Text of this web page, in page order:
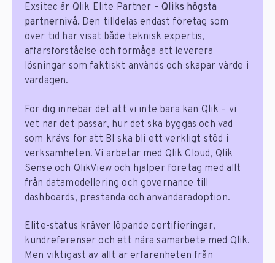
Exsitec är Qlik Elite Partner –Qliks högsta
partnernivå. Den tilldelas endast företag som
över tid har visat både teknisk expertis,
affärsförståelse och förmåga att leverera
lösningar som faktiskt används och skapar värde i
vardagen.
För dig innebär det att vi inte bara kan Qlik – vi
vet när det passar, hur det ska byggas och vad
som krävs för att BI ska bli ett verkligt stöd i
verksamheten. Vi arbetar med Qlik Cloud, Qlik
Sense och QlikView och hjälper företag med allt
från datamodellering och governance till
dashboards, prestanda och användaradoption.
Elite-status kräver löpande certifieringar,
kundreferenser och ett nära samarbete med Qlik.
Men viktigast av allt är erfarenheten från